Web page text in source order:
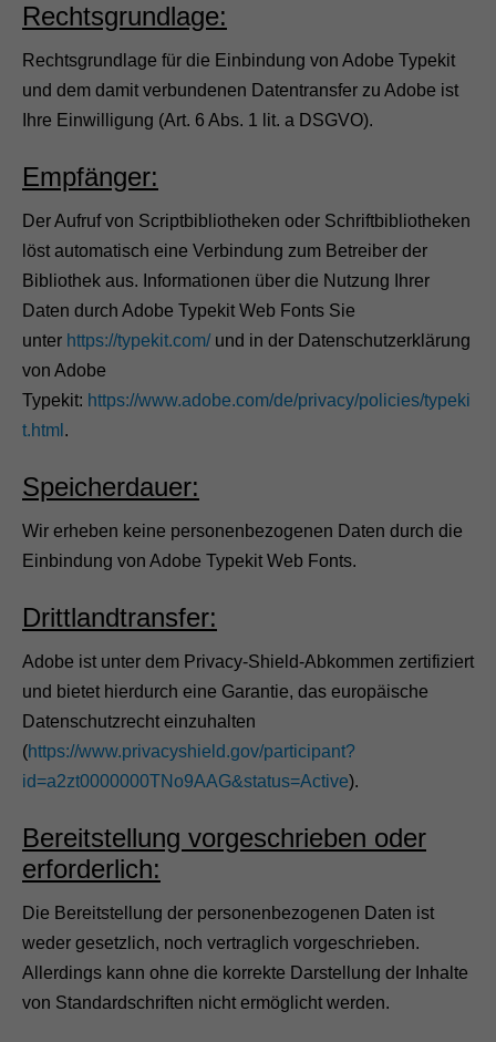
Rechtsgrundlage:
Rechtsgrundlage für die Einbindung von Adobe Typekit
und dem damit verbundenen Datentransfer zu Adobe ist
Ihre Einwilligung (Art. 6 Abs. 1 lit. a DSGVO).
Empfänger:
Der Aufruf von Scriptbibliotheken oder Schriftbibliotheken
löst automatisch eine Verbindung zum Betreiber der
Bibliothek aus. Informationen über die Nutzung Ihrer
Daten durch Adobe Typekit Web Fonts Sie
unter https://typekit.com/und in der Datenschutzerklärung
von Adobe
Typekit: https://www.adobe.com/de/privacy/policies/typeki
t.html .
Speicherdauer:
Wir erheben keine personenbezogenen Daten durch die
Einbindung von Adobe Typekit Web Fonts.
Drittlandtransfer:
Adobe ist unter dem Privacy-Shield-Abkommen zertifiziert
und bietet hierdurch eine Garantie, das europäische
Datenschutzrecht einzuhalten
(https://www.privacyshield.gov/participant?
id=a2zt0000000TNo9AAG&status=Active).
Bereitstellung vorgeschrieben oder
erforderlich:
Die Bereitstellung der personenbezogenen Daten ist
weder gesetzlich, noch vertraglich vorgeschrieben.
Allerdings kann ohne die korrekte Darstellung der Inhalte
von Standardschriften nicht ermöglicht werden.
N
o
n
d
i
i
s
C
o
i
s
s
n